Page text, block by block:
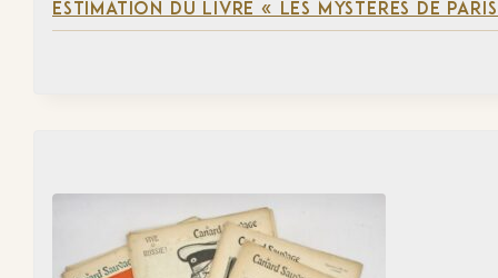
ESTIMATION DU LIVRE « LES MYSTÈRES DE